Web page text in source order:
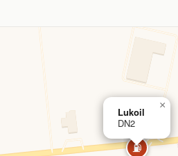
⛽
Lukoil
DN2
×